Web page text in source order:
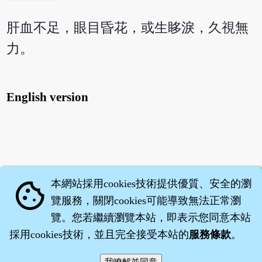
肝血不足，眼目昏花，或生眵淚，久視無
力。
English version
cookie 本網站採用cookies技術提供優質、安全的瀏
覽服務，關閉cookies可能導致無法正常瀏
覽。您若繼續瀏覽本站，即表示您同意本站
採用cookies技術，並且完全接受本站的服務條款。